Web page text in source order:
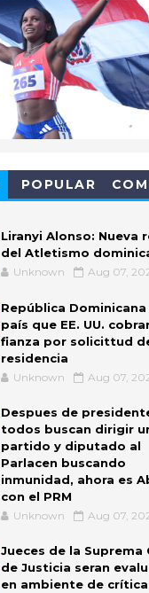
POPULAR
Liranyi Alonso: Nueva
del Atletismo
Unknown Aug 07,
República Dominicana
país que EE. UU.
fianza por solicittud
residencia
Unknown Aug 07,
Despues de
todos buscan dirigir
partido y diputado al
Parlacen buscando
inmunidad, ahora es
con el PRM
Unknown Aug 07,
Jueces de la Suprema
de Justicia seran
en ambiente de